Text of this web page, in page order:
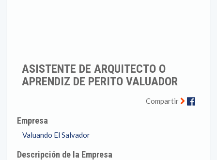
ASISTENTE DE ARQUITECTO O
APRENDIZ DE PERITO VALUADOR
Compartir
Empresa
Valuando El Salvador
Descripción de la Empresa